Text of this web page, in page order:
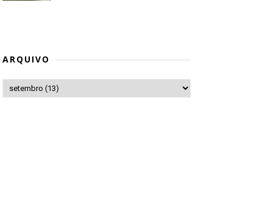
ARQUIVO